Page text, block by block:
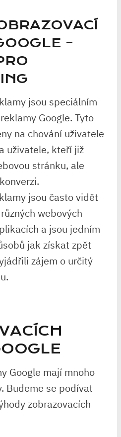
–
jsou speciálním
Google. Tyto
na chování uživatele
uživatele, kteří již
stránku, ale
jsou často vidět
webových
a jsou jedním
jak získat zpět
zájem o určitý
Google mají mnoho
Budeme se podívat
zobrazovacích